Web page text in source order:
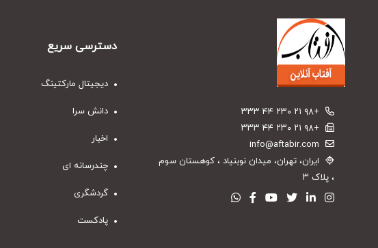
+۹۸ ۲۱ ۲۳۰ ۴۴ ۳۳۳
+۹۸ ۲۱ ۲۳۰ ۴۴ ۳۳۳
info@aftabir.com
ایران، تهران، میدان نوبنیاد ، کوهستان سوم
، پلاک ۳
دسترسی سریع
دیجیتال مارکتینگ
دانش سرا
اخبار
چندرسانه ای
گردشگری
پادکست